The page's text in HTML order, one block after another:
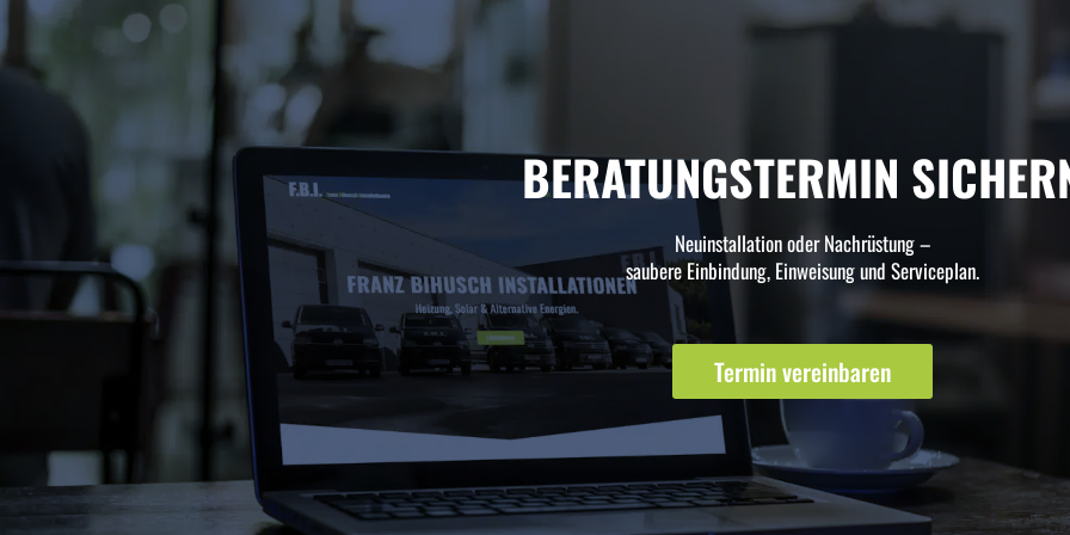
BERATUNGSTERMIN
Neuinstallation oder Nachrüstung –
saubere Einbindung, Einweisung und Serviceplan.
Termin vereinbaren